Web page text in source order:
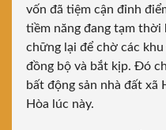
vốn đã tiệm cận đỉnh
tiềm năng đang tạm
chững lại để chờ các
đồng bộ và bắt kịp. Đó
bất động sản nhà đất
Hòa lúc này.